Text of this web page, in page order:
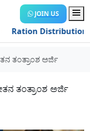
JOIN US
Distribution-
ತಂತ್ರಾಂಶ ಅರ್ಜಿ
ತಂತ್ರಾಂಶ ಅರ್ಜಿ